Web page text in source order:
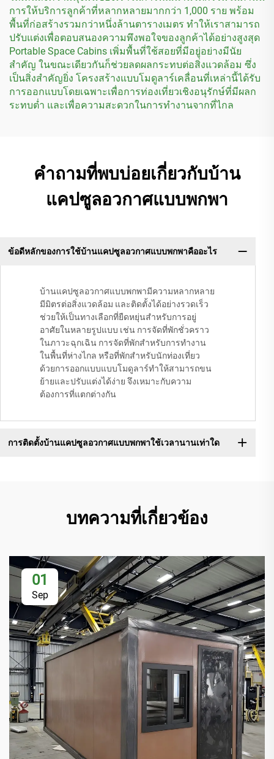
การให้บริการลูกค้าที่หลากหลายมากกว่า 1,000 ราย พร้อม
พื้นที่ก่อสร้างรวมกว่าหนึ่งล้านตารางเมตร ทำให้เราสามารถ
ปรับแต่งเพื่อตอบสนองความพึงพอใจของลูกค้าได้อย่างสูงสุด
Portable Space Cabins เพิ่มพื้นที่ใช้สอยที่มีอยู่อย่างมีนัย
สำคัญ ในขณะเดียวกันก็ช่วยลดผลกระทบต่อสิ่งแวดล้อม ซึ่ง
เป็นสิ่งสำคัญยิ่ง โครงสร้างแบบโมดูลาร์เคลื่อนที่เหล่านี้ได้รับ
การออกแบบโดยเฉพาะเพื่อการท่องเที่ยวเชิงอนุรักษ์ที่มีผลก
ระทบต่ำ และเพื่อความสะดวกในการทำงานจากที่ไกล
คำถามที่พบบ่อยเกี่ยวกับบ้าน
แคปซูลอวกาศแบบพกพา
ข้อดีหลักของการใช้บ้านแคปซูลอวกาศแบบพกพาคืออะไร
บ้านแคปซูลอวกาศแบบพกพามีความหลากหลาย
มีมิตรต่อสิ่งแวดล้อม และติดตั้งได้อย่างรวดเร็ว
ช่วยให้เป็นทางเลือกที่ยืดหยุ่นสำหรับการอยู่
อาศัยในหลายรูปแบบ เช่น การจัดที่พักชั่วคราว
ในภาวะฉุกเฉิน การจัดที่พักสำหรับการทำงาน
ในพื้นที่ห่างไกล หรือที่พักสำหรับนักท่องเที่ยว
ด้วยการออกแบบแบบโมดูลาร์ทำให้สามารถขน
ย้ายและปรับแต่งได้ง่าย จึงเหมาะกับความ
ต้องการที่แตกต่างกัน
การติดตั้งบ้านแคปซูลอวกาศแบบพกพาใช้เวลานานเท่าใด
บทความที่เกี่ยวข้อง
01
Sep